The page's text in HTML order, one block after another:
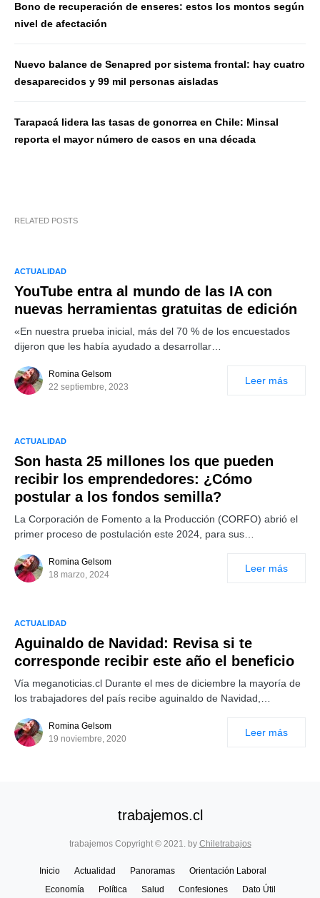
Bono de recuperación de enseres: estos los montos según
nivel de afectación
Nuevo balance de Senapred por sistema frontal: hay cuatro
desaparecidos y 99 mil personas aisladas
Tarapacá lidera las tasas de gonorrea en Chile: Minsal
reporta el mayor número de casos en una década
RELATED POSTS
ACTUALIDAD
YouTube entra al mundo de las IA con
nuevas herramientas gratuitas de edición
«En nuestra prueba inicial, más del 70 % de los encuestados
dijeron que les había ayudado a desarrollar…
Romina Gelsom
22 septiembre, 2023
Leer más
ACTUALIDAD
Son hasta 25 millones los que pueden
recibir los emprendedores: ¿Cómo
postular a los fondos semilla?
La Corporación de Fomento a la Producción (CORFO) abrió el
primer proceso de postulación este 2024, para sus…
Romina Gelsom
18 marzo, 2024
Leer más
ACTUALIDAD
Aguinaldo de Navidad: Revisa si te
corresponde recibir este año el beneficio
Vía meganoticias.cl Durante el mes de diciembre la mayoría de
los trabajadores del país recibe aguinaldo de Navidad,…
Romina Gelsom
19 noviembre, 2020
Leer más
trabajemos.cl
trabajemos Copyright © 2021. by Chiletrabajos
Inicio Actualidad Panoramas
Orientación Laboral
Economía
Política Salud Confesiones Dato Útil